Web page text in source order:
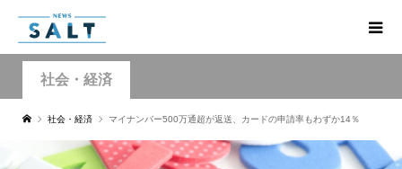
社会・経済
社会・経済 マイナンバー500万通超が返送、カードの申請率もわずか14％